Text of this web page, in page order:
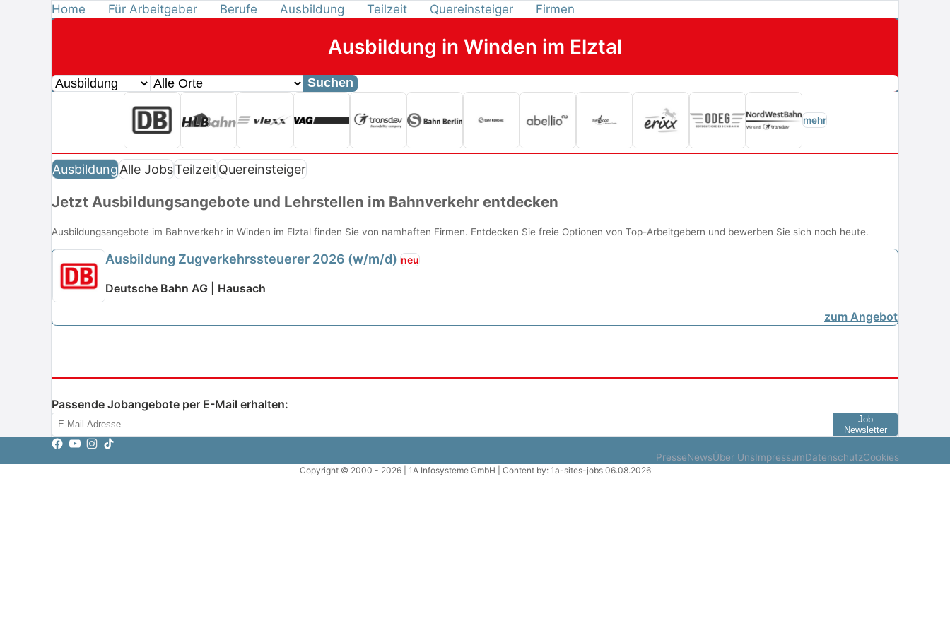
Home Für Arbeitgeber Berufe Ausbildung Teilzeit Quereinsteiger Firmen
Ausbildung in Winden im Elztal
Suchen
mehr
AusbildungAlle JobsTeilzeitQuereinsteiger
Jetzt Ausbildungsangebote und Lehrstellen im Bahnverkehr entdecken
Ausbildungsangebote im Bahnverkehr in Winden im Elztal finden Sie von namhaften Firmen. Entdecken Sie freie Optionen von Top-Arbeitgebern und bewerben Sie sich noch heute.
Ausbildung Zugverkehrssteuerer 2026 (w/m/d) neu
Deutsche Bahn AG | Hausach
zum Angebot
Passende Jobangebote per E-Mail erhalten:
Job
Newsletter
PresseNewsÜber UnsImpressumDatenschutzCookies
Copyright © 2000 - 2026 | 1A Infosysteme GmbH | Content by: 1a-sites-jobs 06.08.2026